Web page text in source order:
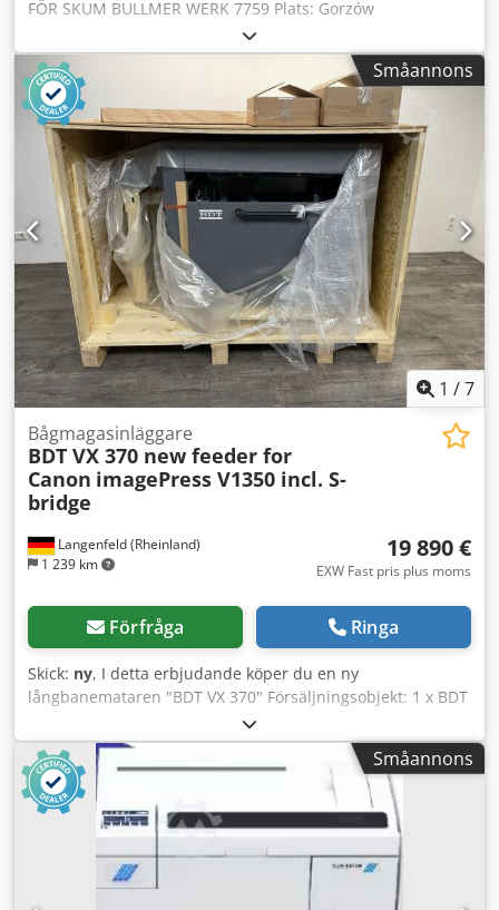
FÖR SKUM BULLMER WERK 7759 Plats: Gorzów
Wielkopolski. Leveransvillkor: Avhämtning.
Leveranskostnad: Djdocr Ru Dspfx Anljck Köparen står för
kostnaden. Uppstartstyp: Enligt överenskommelse.
Beskrivning: Maskin för kapning av stoppningsskum. Motor
på 1 kW, 220/380 V. Utrustad med nosstyrning, ändlös
bandsåg med längd 4050 mm, kapbredd 1100 mm,
bordslängd 2250 mm, bordsbredd 1170 mm.
Kommentarer:
Småannons
1 /7
Langenfeld (Rheinland)
1 239 km
Bågmagasinläggare
BDT VX 370 new feeder for
Canon imagePress V1350 incl. S-
bridge
19 890 €
EXW Fast pris plus moms
Förfråga Ringa
Skick: ny, I detta erbjudande köper du en ny
långbanemataren "BDT VX 370" Försäljningsobjekt: 1 x BDT
VX 370 för följande maskiner: Canon imagePRESS V1350
inklusive S-Bridge Djdpfxeyuuc Io Anljck Skick: Det handlar
om en ny maskin i originalförpackning Förpackning och
leverans: Du är välkommen att titta på enheten under våra
öppettider. Vänligen boka en tid i förväg! Sjöduglig
förpackning och världsomfattande leverans är möjlig på
begäran! För mer information är du självklart välkommen
att kontakta oss personligen.
Småannons